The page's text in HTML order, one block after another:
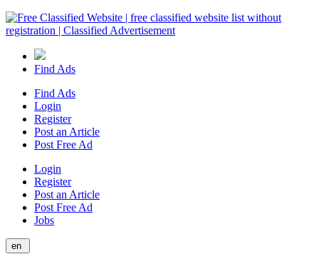
Find Ads
Find Ads
Login
Register
Post an Article
Post Free Ad
Login
Register
Post an Article
Post Free Ad
Jobs
en